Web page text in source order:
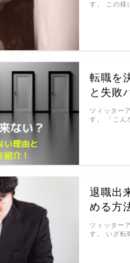
す。 この様
転職を
と失敗
ツィッター
す。 「こん
退職出
める方
ツィッター
す。 いざ転